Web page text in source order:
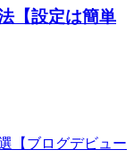
【設定は簡単